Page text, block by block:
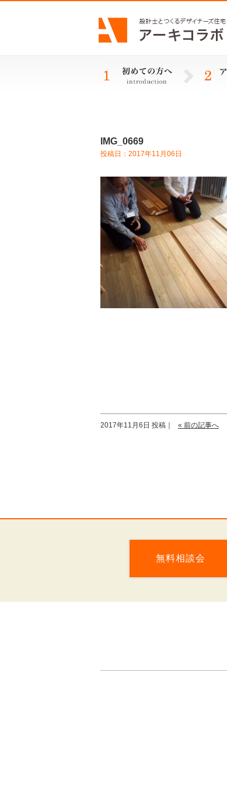
IMG_0669
投稿日：2017年11月06日
2017年11月6日 投稿｜ « 前の記事へ
無料相談会